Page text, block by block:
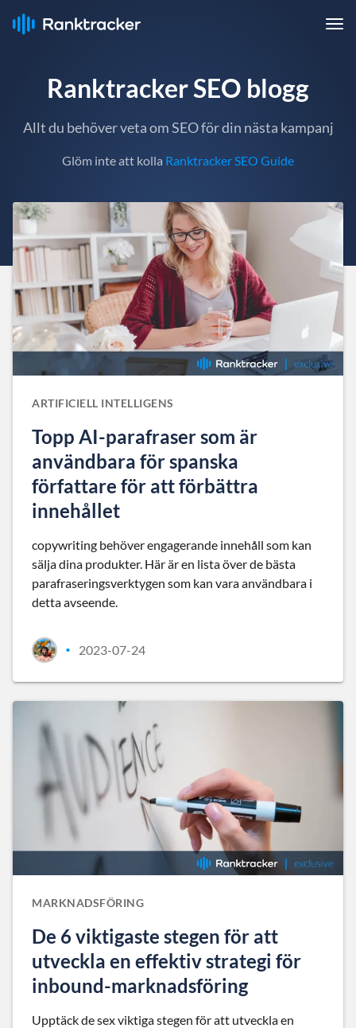
Ranktracker SEO blogg
Allt du behöver veta om SEO för din nästa kampanj
Glöm inte att kolla Ranktracker SEO Guide
ARTIFICIELL INTELLIGENS
Topp AI-parafraser som är
användbara för spanska
författare för att förbättra
innehållet
copywriting behöver engagerande innehåll som kan
sälja dina produkter. Här är en lista över de bästa
parafraseringsverktygen som kan vara användbara i
detta avseende.
• 2023-07-24
MARKNADSFÖRING
De 6 viktigaste stegen för att
utveckla en effektiv strategi för
inbound-marknadsföring
Upptäck de sex viktiga stegen för att utveckla en